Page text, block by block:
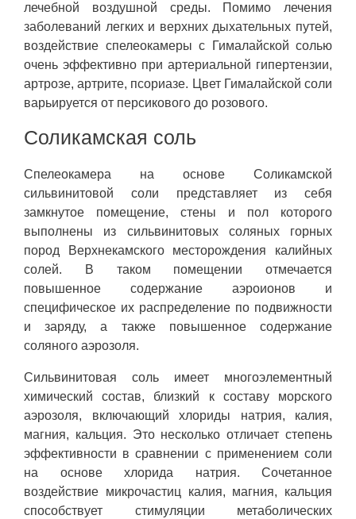
лечебной воздушной среды. Помимо лечения
заболеваний легких и верхних дыхательных путей,
воздействие спелеокамеры с Гималайской солью
очень эффективно при артериальной гипертензии,
артрозе, артрите, псориазе. Цвет Гималайской соли
варьируется от персикового до розового.
Соликамская соль
Спелеокамера на основе Соликамской
сильвинитовой соли представляет из себя
замкнутое помещение, стены и пол которого
выполнены из сильвинитовых соляных горных
пород Верхнекамского месторождения калийных
солей. В таком помещении отмечается
повышенное содержание аэроионов и
специфическое их распределение по подвижности
и заряду, а также повышенное содержание
соляного аэрозоля.
Сильвинитовая соль имеет многоэлементный
химический состав, близкий к составу морского
аэрозоля, включающий хлориды натрия, калия,
магния, кальция. Это несколько отличает степень
эффективности в сравнении с применением соли
на основе хлорида натрия. Сочетанное
воздействие микрочастиц калия, магния, кальция
способствует стимуляции метаболических